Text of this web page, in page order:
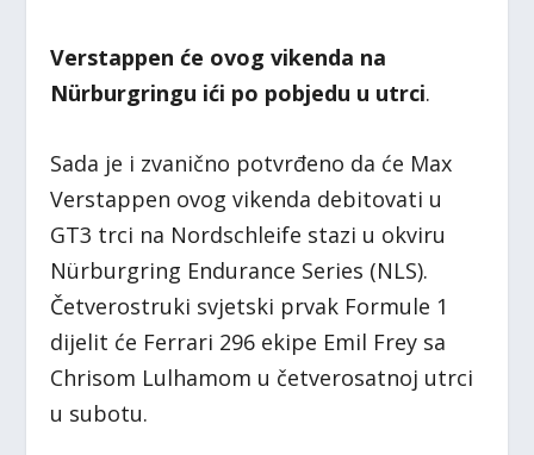
Verstappen će ovog vikenda na
Nürburgringu ići po pobjedu u utrci.
Sada je i zvanično potvrđeno da će Max
Verstappen ovog vikenda debitovati u
GT3 trci na Nordschleife stazi u okviru
Nürburgring Endurance Series (NLS).
Četverostruki svjetski prvak Formule 1
dijelit će Ferrari 296 ekipe Emil Frey sa
Chrisom Lulhamom u četverosatnoj utrci
u subotu.